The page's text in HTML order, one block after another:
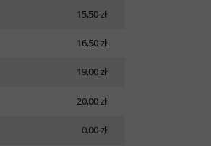
15,50 zł
16,50 zł
19,00 zł
20,00 zł
0,00 zł